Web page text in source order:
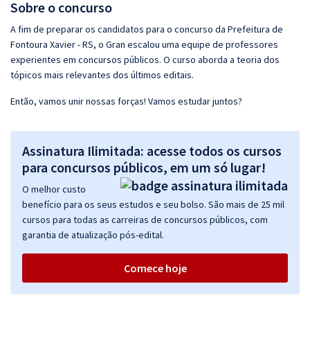
Sobre o concurso
A fim de preparar os candidatos para o concurso da Prefeitura de
Fontoura Xavier - RS, o Gran escalou uma equipe de professores
experientes em concursos públicos. O curso aborda a teoria dos
tópicos mais relevantes dos últimos editais.
Então, vamos unir nossas forças! Vamos estudar juntos?
Assinatura Ilimitada: acesse todos os cursos
para concursos públicos, em um só lugar!
O melhor custo
benefício para os seus estudos e seu bolso. São mais de 25 mil
cursos para todas as carreiras de concursos públicos, com
garantia de atualização pós-edital.
Comece hoje